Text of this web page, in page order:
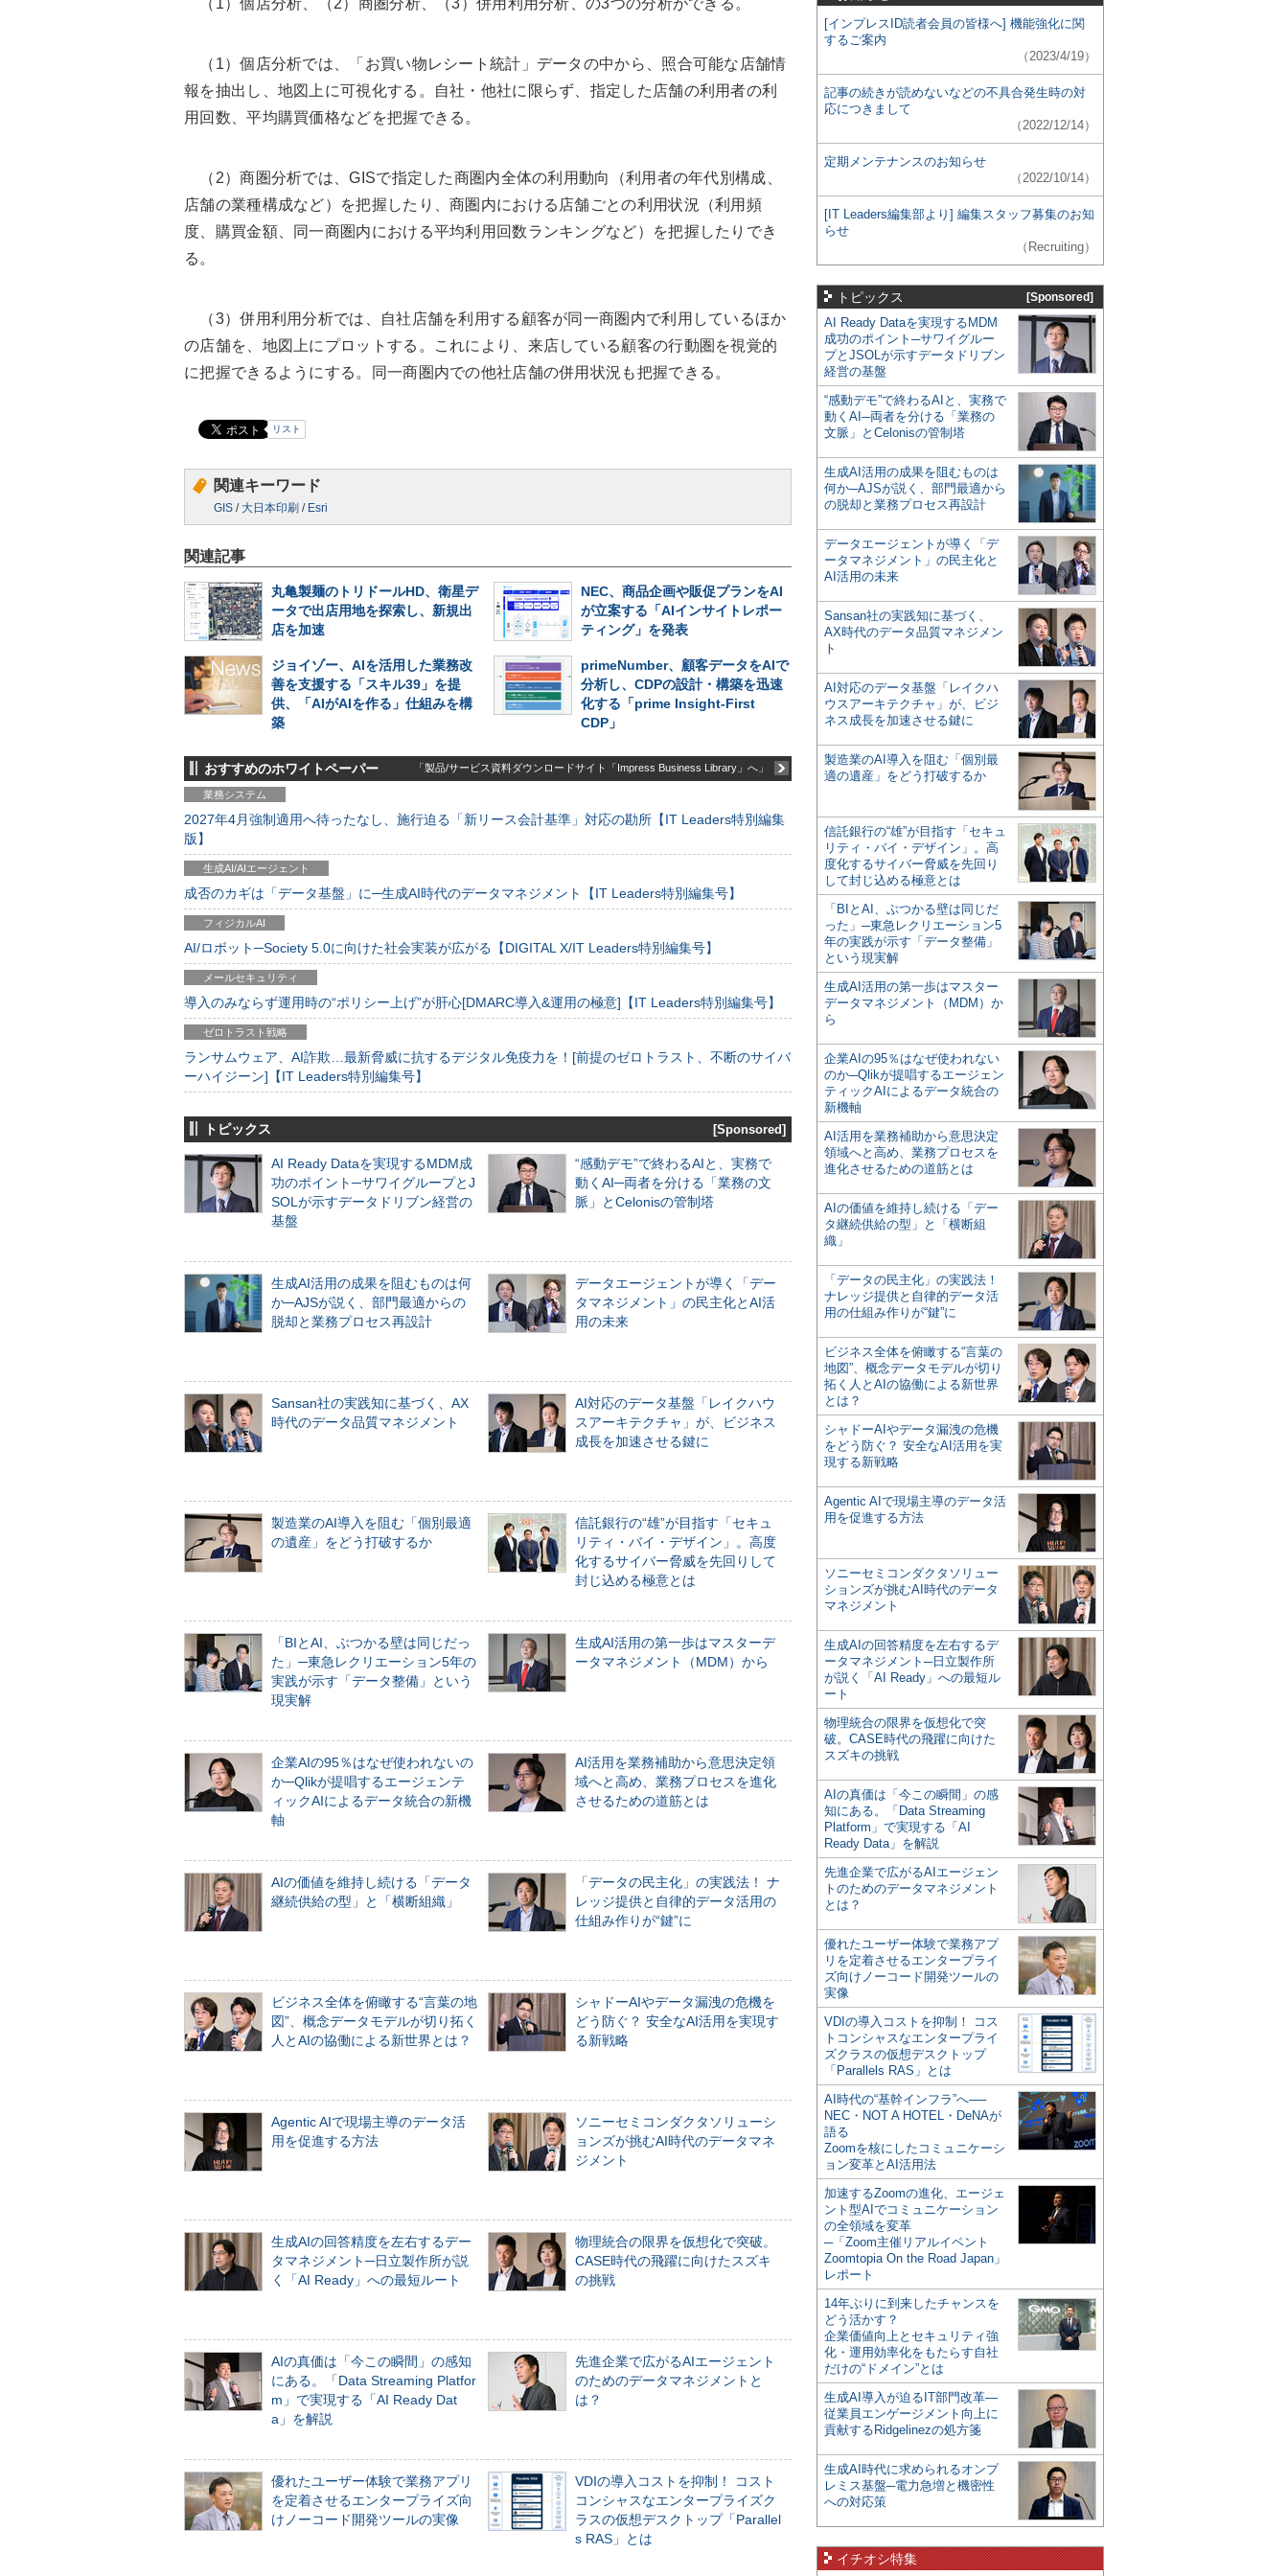
（1）個店分析、（2）商圏分析、（3）併用利用分析、の3つの分析ができる。
（1）個店分析では、「お買い物レシート統計」データの中から、照合可能な店舗情
報を抽出し、地図上に可視化する。自社・他社に限らず、指定した店舗の利用者の利
用回数、平均購買価格などを把握できる。
（2）商圏分析では、GISで指定した商圏内全体の利用動向（利用者の年代別構成、
店舗の業種構成など）を把握したり、商圏内における店舗ごとの利用状況（利用頻
度、購買金額、同一商圏内における平均利用回数ランキングなど）を把握したりでき
る。
（3）併用利用分析では、自社店舗を利用する顧客が同一商圏内で利用しているほか
の店舗を、地図上にプロットする。これにより、来店している顧客の行動圏を視覚的
に把握できるようにする。同一商圏内での他社店舗の併用状況も把握できる。
リスト
関連キーワード
GIS / 大日本印刷 / Esri
関連記事
丸亀製麺のトリドールHD、衛星デ
ータで出店用地を探索し、新規出
店を加速
NEC、商品企画や販促プランをAI
が立案する「AIインサイトレポー
ティング」を発表
ジョイゾー、AIを活用した業務改
善を支援する「スキル39」を提
供、「AIがAIを作る」仕組みを構
築
primeNumber、顧客データをAIで
分析し、CDPの設計・構築を迅速
化する「prime Insight-First
CDP」
おすすめのホワイトペーパー 「製品/サービス資料ダウンロードサイト「Impress Business Library」へ」
業務システム
2027年4月強制適用へ待ったなし、施行迫る「新リース会計基準」対応の勘所【IT Leaders特別編集
版】
生成AI/AIエージェント
成否のカギは「データ基盤」に─生成AI時代のデータマネジメント【IT Leaders特別編集号】
フィジカルAI
AI/ロボット─Society 5.0に向けた社会実装が広がる【DIGITAL X/IT Leaders特別編集号】
メールセキュリティ
導入のみならず運用時の“ポリシー上げ”が肝心[DMARC導入&運用の極意]【IT Leaders特別編集号】
ゼロトラスト戦略
ランサムウェア、AI詐欺…最新脅威に抗するデジタル免疫力を！[前提のゼロトラスト、不断のサイバ
ーハイジーン]【IT Leaders特別編集号】
トピックス [Sponsored]
AI Ready Dataを実現するMDM成
功のポイント─サワイグループとJ
SOLが示すデータドリブン経営の
基盤
“感動デモ”で終わるAIと、実務で
動くAI─両者を分ける「業務の文
脈」とCelonisの管制塔
生成AI活用の成果を阻むものは何
か─AJSが説く、部門最適からの
脱却と業務プロセス再設計
データエージェントが導く「デー
タマネジメント」の民主化とAI活
用の未来
Sansan社の実践知に基づく、AX
時代のデータ品質マネジメント
AI対応のデータ基盤「レイクハウ
スアーキテクチャ」が、ビジネス
成長を加速させる鍵に
製造業のAI導入を阻む「個別最適
の遺産」をどう打破するか
信託銀行の“雄”が目指す「セキュ
リティ・バイ・デザイン」。高度
化するサイバー脅威を先回りして
封じ込める極意とは
「BIとAI、ぶつかる壁は同じだっ
た」─東急レクリエーション5年の
実践が示す「データ整備」という
現実解
生成AI活用の第一歩はマスターデ
ータマネジメント（MDM）から
企業AIの95％はなぜ使われないの
か─Qlikが提唱するエージェンテ
ィックAIによるデータ統合の新機
軸
AI活用を業務補助から意思決定領
域へと高め、業務プロセスを進化
させるための道筋とは
AIの価値を維持し続ける「データ
継続供給の型」と「横断組織」
「データの民主化」の実践法！ ナ
レッジ提供と自律的データ活用の
仕組み作りが“鍵”に
ビジネス全体を俯瞰する“言葉の地
図”、概念データモデルが切り拓く
人とAIの協働による新世界とは？
シャドーAIやデータ漏洩の危機を
どう防ぐ？ 安全なAI活用を実現す
る新戦略
Agentic AIで現場主導のデータ活
用を促進する方法
ソニーセミコンダクタソリューシ
ョンズが挑むAI時代のデータマネ
ジメント
生成AIの回答精度を左右するデー
タマネジメント─日立製作所が説
く「AI Ready」への最短ルート
物理統合の限界を仮想化で突破。
CASE時代の飛躍に向けたスズキ
の挑戦
AIの真価は「今この瞬間」の感知
にある。「Data Streaming Platfor
m」で実現する「AI Ready Dat
a」を解説
先進企業で広がるAIエージェント
のためのデータマネジメントと
は？
優れたユーザー体験で業務アプリ
を定着させるエンタープライズ向
けノーコード開発ツールの実像
VDIの導入コストを抑制！ コスト
コンシャスなエンタープライズク
ラスの仮想デスクトップ「Parallel
s RAS」とは
[インプレスID読者会員の皆様へ] 機能強化に関
するご案内
（2023/4/19）
記事の続きが読めないなどの不具合発生時の対
応につきまして
（2022/12/14）
定期メンテナンスのお知らせ
（2022/10/14）
[IT Leaders編集部より] 編集スタッフ募集のお知
らせ
（Recruiting）
トピックス [Sponsored]
AI Ready Dataを実現するMDM
成功のポイント─サワイグルー
プとJSOLが示すデータドリブン
経営の基盤
“感動デモ”で終わるAIと、実務で
動くAI─両者を分ける「業務の
文脈」とCelonisの管制塔
生成AI活用の成果を阻むものは
何か─AJSが説く、部門最適から
の脱却と業務プロセス再設計
データエージェントが導く「デ
ータマネジメント」の民主化と
AI活用の未来
Sansan社の実践知に基づく、
AX時代のデータ品質マネジメン
ト
AI対応のデータ基盤「レイクハ
ウスアーキテクチャ」が、ビジ
ネス成長を加速させる鍵に
製造業のAI導入を阻む「個別最
適の遺産」をどう打破するか
信託銀行の“雄”が目指す「セキュ
リティ・バイ・デザイン」。高
度化するサイバー脅威を先回り
して封じ込める極意とは
「BIとAI、ぶつかる壁は同じだ
った」─東急レクリエーション5
年の実践が示す「データ整備」
という現実解
生成AI活用の第一歩はマスター
データマネジメント（MDM）か
ら
企業AIの95％はなぜ使われない
のか─Qlikが提唱するエージェン
ティックAIによるデータ統合の
新機軸
AI活用を業務補助から意思決定
領域へと高め、業務プロセスを
進化させるための道筋とは
AIの価値を維持し続ける「デー
タ継続供給の型」と「横断組
織」
「データの民主化」の実践法！
ナレッジ提供と自律的データ活
用の仕組み作りが“鍵”に
ビジネス全体を俯瞰する“言葉の
地図”、概念データモデルが切り
拓く人とAIの協働による新世界
とは？
シャドーAIやデータ漏洩の危機
をどう防ぐ？ 安全なAI活用を実
現する新戦略
Agentic AIで現場主導のデータ活
用を促進する方法
ソニーセミコンダクタソリュー
ションズが挑むAI時代のデータ
マネジメント
生成AIの回答精度を左右するデ
ータマネジメント─日立製作所
が説く「AI Ready」への最短ル
ート
物理統合の限界を仮想化で突
破。CASE時代の飛躍に向けた
スズキの挑戦
AIの真価は「今この瞬間」の感
知にある。「Data Streaming
Platform」で実現する「AI
Ready Data」を解説
先進企業で広がるAIエージェン
トのためのデータマネジメント
とは？
優れたユーザー体験で業務アプ
リを定着させるエンタープライ
ズ向けノーコード開発ツールの
実像
VDIの導入コストを抑制！ コス
トコンシャスなエンタープライ
ズクラスの仮想デスクトップ
「Parallels RAS」とは
AI時代の“基幹インフラ”へ──
NEC・NOT A HOTEL・DeNAが
語る
Zoomを核にしたコミュニケーシ
ョン変革とAI活用法
加速するZoomの進化、エージェ
ント型AIでコミュニケーション
の全領域を変革
─「Zoom主催リアルイベント
Zoomtopia On the Road Japan」
レポート
14年ぶりに到来したチャンスを
どう活かす？
企業価値向上とセキュリティ強
化・運用効率化をもたらす自社
だけの“ドメイン”とは
生成AI導入が迫るIT部門改革―
従業員エンゲージメント向上に
貢献するRidgelinezの処方箋
生成AI時代に求められるオンプ
レミス基盤─電力急増と機密性
への対応策
イチオシ特集